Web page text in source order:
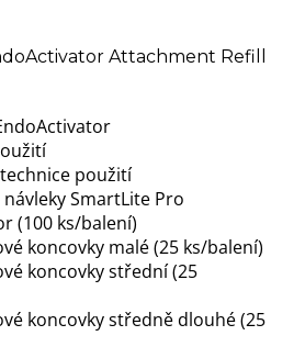
Attachment Refill
použití
SmartLite Pro
(100 ks/balení)
koncovky malé (25 ks/balení)
koncovky střední (25
koncovky středně dlouhé (25